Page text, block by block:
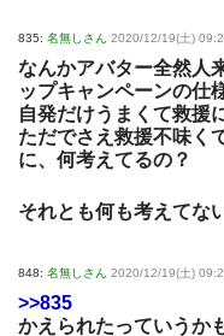
835: 名無しさん 2020/12/19(土)
なんかアバター全然人
ップキャンペーンの仕
自発だけうまくて救援
ただでさえ救援不味く
に、何考えてるの？
それとも何も考えてな
848: 名無しさん 2020/12/19(土)
>>835
かえられたっていうか